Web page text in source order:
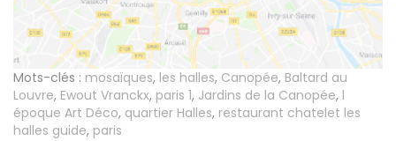
Mots-clés : mosaïques, les halles, Canopée, Baltard au
Louvre, Ewout Vranckx, paris 1, Jardins de la Canopée, l
époque Art Déco, quartier Halles, restaurant chatelet les
halles guide, paris